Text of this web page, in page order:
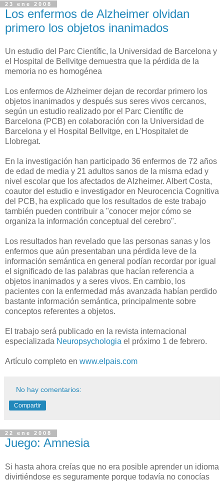
23 ene 2008
Los enfermos de Alzheimer olvidan
primero los objetos inanimados
Un estudio del Parc Científic, la Universidad de Barcelona y
el Hospital de Bellvitge demuestra que la pérdida de la
memoria no es homogénea
Los enfermos de Alzheimer dejan de recordar primero los
objetos inanimados y después sus seres vivos cercanos,
según un estudio realizado por el Parc Científic de
Barcelona (PCB) en colaboración con la Universidad de
Barcelona y el Hospital Bellvitge, en L'Hospitalet de
Llobregat.
En la investigación han participado 36 enfermos de 72 años
de edad de media y 21 adultos sanos de la misma edad y
nivel escolar que los afectados de Alzheimer. Albert Costa,
coautor del estudio e investigador en Neurocencia Cognitiva
del PCB, ha explicado que los resultados de este trabajo
también pueden contribuir a "conocer mejor cómo se
organiza la información conceptual del cerebro".
Los resultados han revelado que las personas sanas y los
enfermos que aún presentaban una pérdida leve de la
información semántica en general podían recordar por igual
el significado de las palabras que hacían referencia a
objetos inanimados y a seres vivos. En cambio, los
pacientes con la enfermedad más avanzada habían perdido
bastante información semántica, principalmente sobre
conceptos referentes a objetos.
El trabajo será publicado en la revista internacional
especializada Neuropsychologia el próximo 1 de febrero.
Artículo completo en www.elpais.com
No hay comentarios:
Compartir
22 ene 2008
Juego: Amnesia
Si hasta ahora creías que no era posible aprender un idioma
divirtiéndose es seguramente porque todavía no conocías